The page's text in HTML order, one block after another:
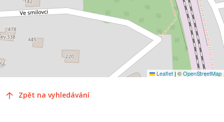
Leaflet | ©OpenStreetMap
Zpět na vyhledávání